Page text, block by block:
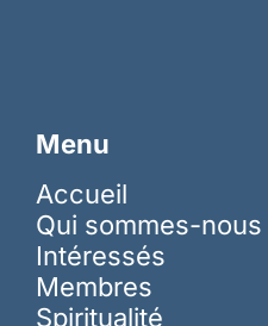
Menu
Accueil
Qui sommes-nous
Intéressés
Membres
Spiritualité